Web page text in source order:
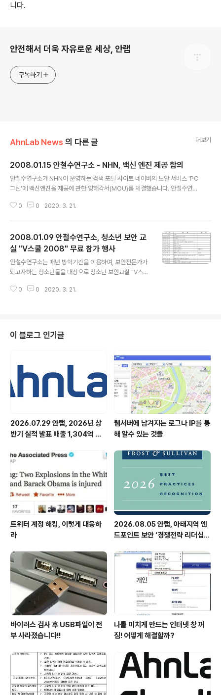
니다.
안전해서 더욱 자유로운 세상, 안랩
구독하기
AhnLab News 의 다른 글 더보기
2008.01.15 안철수연구소 - NHN, 백신 엔진 제공 합의
안철수연구소가 NHN이 운영하는 검색 포털 사이트 네이버의 보안 서비스 'PC
그린'에 백신엔진을 제공에 관한 양해각서(MOU)를 체결했습니다. 안철수연구
합의했습니다. 이에따라 안철수연구소는 창립 이래 견지해온 공익 정신과 고객
을 위해 기여의 폭을 넓혀 나갈 예정입니다. 한편, 안철수연구소는 무료화 방안
에 대해 다각도로 검토중이며, 구체적인 내용는 확정되는 대로 공식발표 할 계
획입니다.
0 0 2020. 3. 21.
2008.01.09 안철수연구소, 청소년 보안 교
실 "V스쿨 2008" 무료 참가 행사
안철수연구소는 매년 방학기간을 이용하여, 보안전문가가
되고자하는 청소년들을 대상으로 청소년 보안교실 "V스
이하여 참과 규모와 프로그램을 대폭 확대했습니다. 안철
하는 보안전문가들이 여러분들에게 재미있는 강연을 준비
했습니다. 참가를 원하시는 분들은 V스쿨 카페에 가셔서
master@ahnlab.com으로 이메일로 접수하면 됩니다.
참가자들에게는 수료증과함께 기념품도 드린다고 합니다.
정보보안에 관심있는 청소년 여러분들의 많은 ..
0 0 2020. 3. 21.
이 블로그 인기글
2026.07.29 안랩, 2026년 상
반기 실적 발표 매출 1,304억 원,
웹서버에 남겨지는 로그나 IP를 통
해 알수 있는 것들
트위터 계정 해킹, 이렇게 대응하
라
2026.08.05 안랩, 아태지역 엔
드포인트 보안 ‘경쟁전략 리더십’
바이러스 검사 후 USB파일이 전
부 사라졌습니다!!
나를 미치게 만드는 인터넷 창 꺼
짐! 어떻게 해결할까?